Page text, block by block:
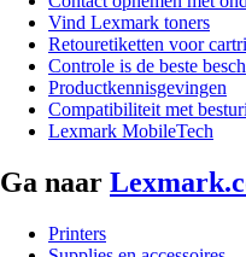
Vind Lexmark toners
Retouretiketten voor
Controle is de beste
Productkennisgevingen
Compatibiliteit met
Lexmark MobileTech
Ga naar
Printers